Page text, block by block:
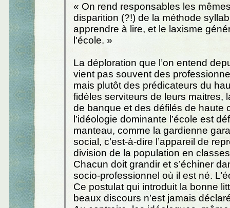
« On rend responsables les
disparition (?!) de la méthode
apprendre à lire, et le laxisme
l'école. »
La déploration que l’on entend
vient pas souvent des
mais plutôt des prédicateurs du
fidèles serviteurs de leurs maitres,
de banque et des défilés de haute
l’idéologie dominante l’école est
manteau, comme la gardienne
social, c’est-à-dire l’appareil de
division de la population en
Chacun doit grandir et s’échiner
socio-professionnel où il est né.
Ce postulat qui introduit la bonne
beaux discours n’est jamais